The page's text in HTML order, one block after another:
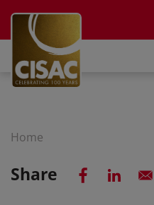
Home
Share